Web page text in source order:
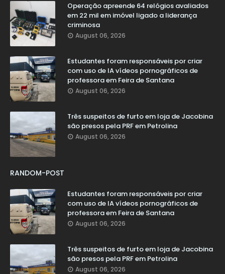
Operação apreende 64 relógios avaliados
em 22 mil em imóvel ligado a liderança
criminosa
August 06, 2026
Estudantes foram responsáveis por criar
com uso de IA vídeos pornográficos de
professora em Feira de Santana
August 06, 2026
Três suspeitos de furto em loja de Jacobina
são presos pela PRF em Petrolina
August 06, 2026
RANDOM-POST
Estudantes foram responsáveis por criar
com uso de IA vídeos pornográficos de
professora em Feira de Santana
August 06, 2026
Três suspeitos de furto em loja de Jacobina
são presos pela PRF em Petrolina
August 06, 2026